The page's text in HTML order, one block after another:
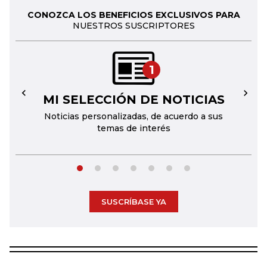
CONOZCA LOS BENEFICIOS EXCLUSIVOS PARA
NUESTROS SUSCRIPTORES
1
MI SELECCIÓN DE NOTICIAS
Noticias personalizadas, de acuerdo a sus
temas de interés
← →
SUSCRÍBASE YA